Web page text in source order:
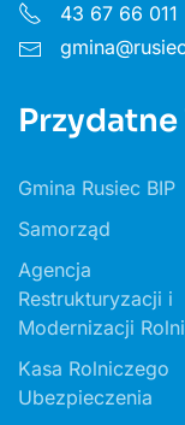
43 67 66 011
Gmina Rusiec BIP
Samorząd
Agencja
Restrukturyzacji i
Modernizacji
Kasa Rolniczego
Ubezpieczenia